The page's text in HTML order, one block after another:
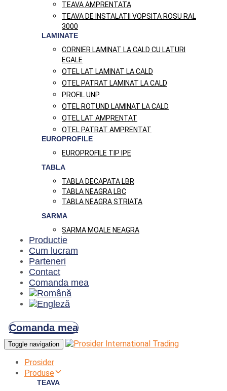
TEAVA AMPRENTATA
TEAVA DE INSTALATII VOPSITA ROSU RAL
3000
LAMINATE
CORNIER LAMINAT LA CALD CU LATURI
EGALE
OTEL LAT LAMINAT LA CALD
OTEL PATRAT LAMINAT LA CALD
PROFIL UNP
OTEL ROTUND LAMINAT LA CALD
OTEL LAT AMPRENTAT
OTEL PATRAT AMPRENTAT
EUROPROFILE
EUROPROFILE TIP IPE
TABLA
TABLA DECAPATA LBR
TABLA NEAGRA LBC
TABLA NEAGRA STRIATA
SARMA
SARMA MOALE NEAGRA
Productie
Cum lucram
Parteneri
Contact
Comanda mea
Comanda mea
Toggle navigation
Prosider
Produse
TEAVA